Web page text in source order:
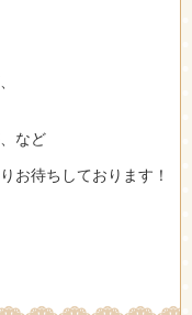
など
お待ちしております！